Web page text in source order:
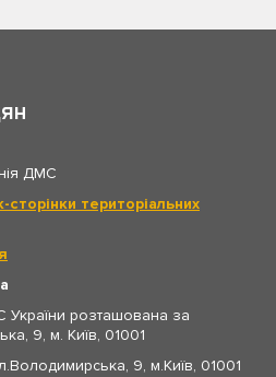
ДМС
сторінки територіальних
розташована за
9, м. Київ, 01001
9, м.Київ, 01001